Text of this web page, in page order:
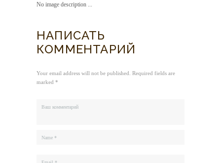
No image description ...
НАПИСАТЬ
КОММЕНТАРИЙ
Your email address will not be published. Required fields are
marked *